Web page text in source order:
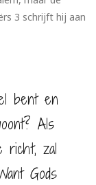
3 schrijft hij aan
bent en
Als
richt, zal
Gods